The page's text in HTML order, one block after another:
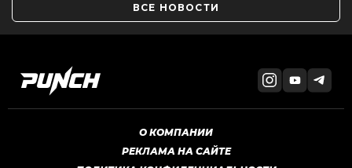
ВСЕ НОВОСТИ
О КОМПАНИИ
РЕКЛАМА НА САЙТЕ